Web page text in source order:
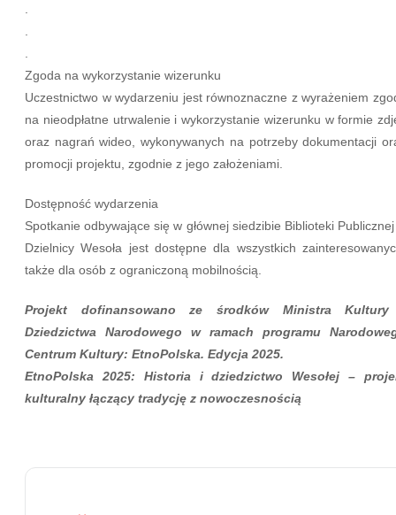
Zgoda na wykorzystanie wizerunku
Uczestnictwo w wydarzeniu jest równoznaczne z wyrażeniem
na nieodpłatne utrwalenie i wykorzystanie wizerunku w formie
oraz nagrań wideo, wykonywanych na potrzeby dokumentacji
promocji projektu, zgodnie z jego założeniami.
Dostępność wydarzenia
Spotkanie odbywające się w głównej siedzibie Biblioteki
Dzielnicy Wesoła jest dostępne dla wszystkich
także dla osób z ograniczoną mobilnością.
Projekt dofinansowano ze środków Ministra
Dziedzictwa Narodowego w ramach programu
Centrum Kultury: EtnoPolska. Edycja 2025.
EtnoPolska 2025: Historia i dziedzictwo Wesołej –
kulturalny łączący tradycję z nowoczesnością